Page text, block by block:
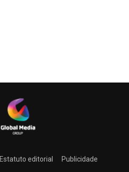
Estatuto editorial
Publicidade